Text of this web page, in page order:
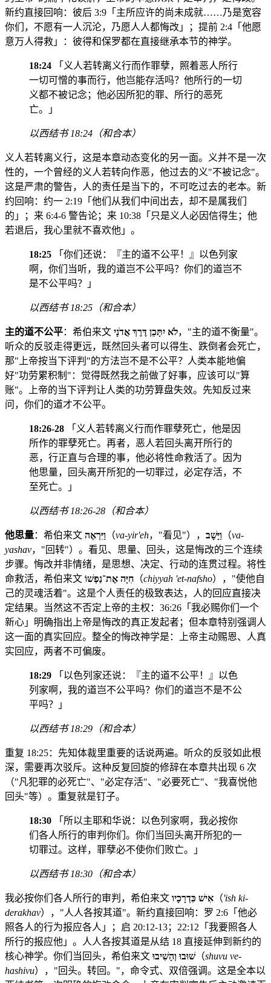
新约直接回响：彼后 3:9「主所应许的尚未成就……乃是宽容
你们，不愿有一人沉沦，乃愿人人都悔改」；提前 2:4「他愿
意万人得救」：彼得和保罗都在直接继承本节的神学。
18:24 「义人若转离义行而作罪孽，照着恶人所行
一切可憎的事而行，他岂能存活吗？他所行的一切
义都不被记念；他必因所犯的罪、所行的恶死
亡。」
以西结书 18:24（和合本）
义人若转离义行，这是本章动态变化的另一面。义并不是一次
性的，一个曾经的义人若转向作恶，他过去的义"不被记念"。
这是严肃的警告，人的责任是当下的，不可吃过去的老本。新
约回响：约一 2:19「他们从我们中间出去，却不是属我们
的」；来 6:4-6 警告论；来 10:38「只是义人必因信得生；他
若退后，我心里就不喜欢他」。
18:25 「你们还说：『主的道不公平！』以色列家
啊，你们当听，我的道岂不公平吗？你们的道岂不
是不公平吗？」
以西结书 18:25（和合本）
主的道不公平：希伯来文 לֹא יִתָּכֵן דֶּרֶךְ אֲדֹנָי，"主的道不衡量"。
听众的反驳走得更远，既然回头者可以得生、跌倒者会死亡，
那"上帝按当下评判"的方法岂不是不公平？人类本能地偏
好"功劳累积制"：觉得既然我之前做了好事，应该可以"算
账"。上帝的当下评判让人类的功劳算盘失效。先知反过来
问，你们的道才不公平。
18:26-28 「义人若转离义行而作罪孽死亡，他是因
所作的罪孽死亡。再者，恶人若回头离开所行的
恶，行正直与合理的事，他必将性命救活了。因为
他思量，回头离开所犯的一切罪过，必定存活，不
至死亡。」
以西结书 18:26-28（和合本）
他思量：希伯来文 וַיִּרְאֶה （va-yir'eh，"看见"）， וַיָּשָׁב （va-
yashav，"回转"）。看见、思量、回头，这是悔改的三个连续
步骤。悔改并非情绪，是思想、决定、行动的连贯过程。将性
命救活，希伯来文 חִיָּה אֶת־נַפְשׁוֹ （chiyyah 'et-nafsho），"使他自
己的灵魂活着"。这是个人责任的极致表达，人的回应直接决
定结果。当然这不否定上帝的主权：36:26「我必赐你们一个
新心」明确指出上帝是悔改的真正发起者；但本章特别强调人
这一面的真实回应。整全的悔改神学是：上帝主动赐恩、人真
实回应，两者不可偏废。
18:29 「以色列家还说：『主的道不公平！』以色
列家啊，我的道岂不公平吗？你们的道岂不是不公
平吗？」
以西结书 18:29（和合本）
重复 18:25：先知体裁里重要的话说两遍。听众的反驳如此根
深，需要再次驳斥。这种反复回旋的修辞在本章共出现 6 次
（"凡犯罪的必死亡"、"必定存活"、"必要死亡"、"我喜悦他
回头"等）。重复就是钉子。
18:30 「所以主耶和华说：以色列家啊，我必按你
们各人所行的审判你们。你们当回头离开所犯的一
切罪过。这样，罪孽必不使你们败亡。」
以西结书 18:30（和合本）
我必按你们各人所行的审判，希伯来文 אִישׁ כִּדְרָכָיו （'ish ki-
derakhav），"人人各按其道"。新约直接回响：罗 2:6「他必
照各人的行为报应各人」；启 20:12-13；22:12「我要照各人
所行的报应他」。人人各按其道是从结 18 直接延伸到新约的
核心神学。你们当回头，希伯来文שׁוּבוּ וְהָשִׁיבוּ（shuvu ve-
hashivu），"回头。转回。"，命令式、双倍强调。这是全本以